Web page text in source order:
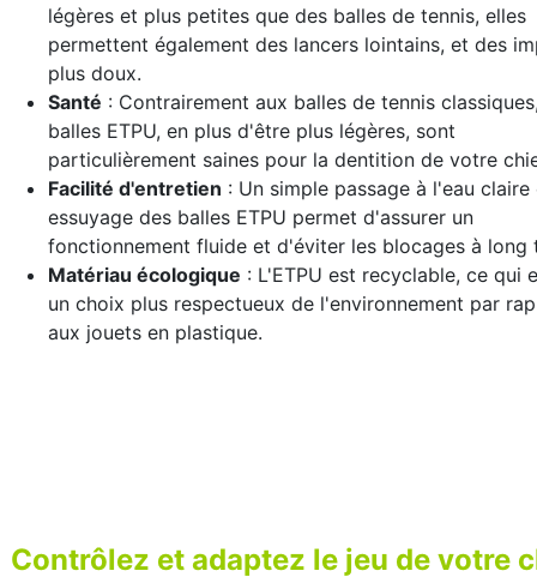
légères et plus petites que des balles de tennis, elles
permettent également des lancers lointains, et des
plus doux.
Santé : Contrairement aux balles de tennis
balles ETPU, en plus d'être plus légères, sont
particulièrement saines pour la dentition de votre
Facilité d'entretien : Un simple passage à l'eau claire
essuyage des balles ETPU permet d'assurer un
fonctionnement fluide et d'éviter les blocages à long
Matériau écologique : L'ETPU est recyclable, ce qui
un choix plus respectueux de l'environnement par
aux jouets en plastique.
Contrôlez et adaptez le jeu de votre